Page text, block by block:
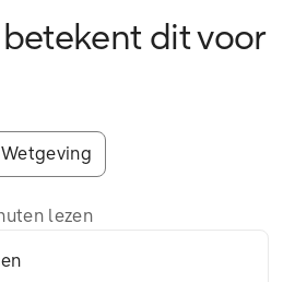
betekent dit voor
Wetgeving
lezen